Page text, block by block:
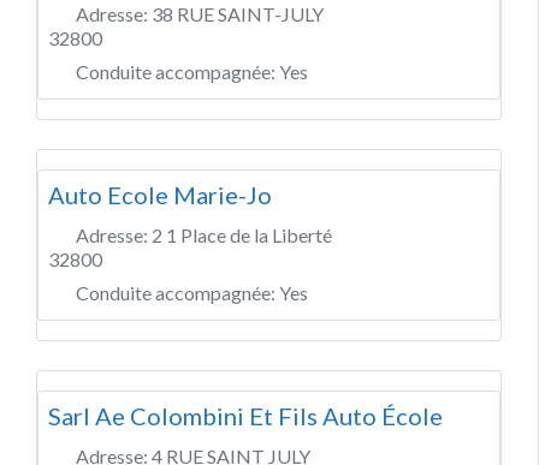
Adresse: 38 RUE SAINT-JULY
32800
Conduite accompagnée: Yes
Auto Ecole Marie-Jo
Adresse: 2 1 Place de la Liberté
32800
Conduite accompagnée: Yes
Sarl Ae Colombini Et Fils Auto École
Adresse: 4 RUE SAINT JULY